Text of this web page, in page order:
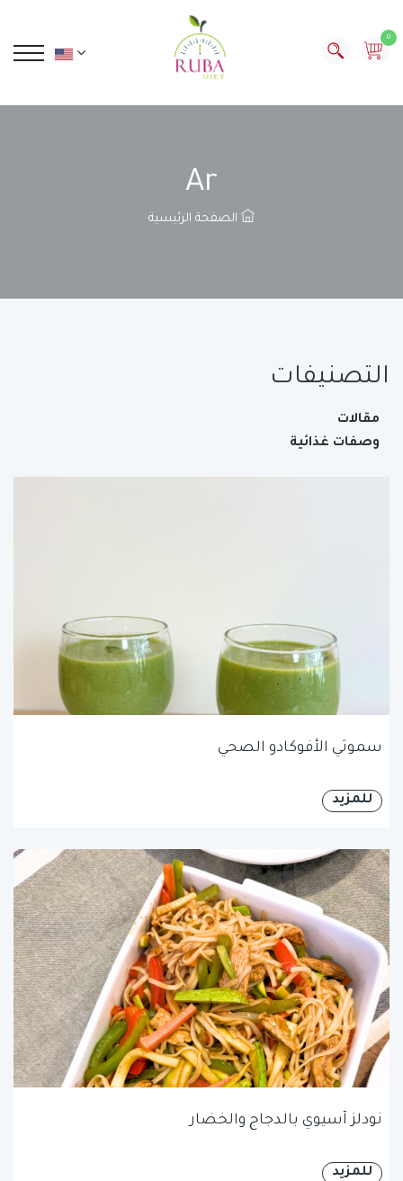
0
Ar
الصفحة الرئيسية
التصنيفات
مقالات
وصفات غذائية
سموثي الأفوكادو الصحي
للمزيد
نودلز آسيوي بالدجاج والخضار
للمزيد